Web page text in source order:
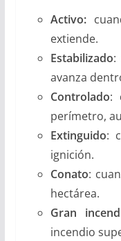
Activo:
extiende.
Estabilizado:
avanza
Controlado:
perímetro,
Extinguido:
ignición.
Conato:
hectárea.
Gran
incendio